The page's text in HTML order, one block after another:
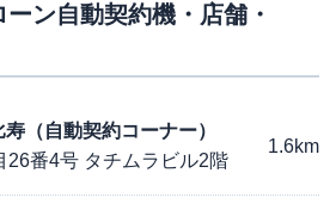
ン自動契約機・店舗・
（自動契約コーナー）
26番4号 タチムラビル2階
1.6km